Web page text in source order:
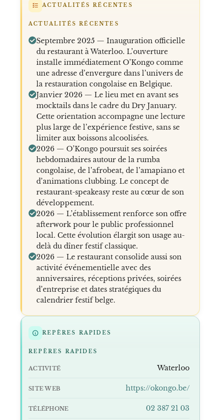
ACTUALITÉS RÉCENTES
ACTUALITÉS RÉCENTES
Septembre 2025 — Inauguration officielle
du restaurant à Waterloo. L’ouverture
installe immédiatement O’Kongo comme
une adresse d’envergure dans l’univers de
la restauration congolaise en Belgique.
Janvier 2026 — Le lieu met en avant ses
mocktails dans le cadre du Dry January.
Cette orientation accompagne une lecture
plus large de l’expérience festive, sans se
limiter aux boissons alcoolisées.
2026 — O’Kongo poursuit ses soirées
hebdomadaires autour de la rumba
congolaise, de l’afrobeat, de l’amapiano et
d’animations clubbing. Le concept de
restaurant-speakeasy reste au cœur de son
développement.
2026 — L’établissement renforce son offre
afterwork pour le public professionnel
local. Cette évolution élargit son usage au-
delà du dîner festif classique.
2026 — Le restaurant consolide aussi son
activité événementielle avec des
anniversaires, réceptions privées, soirées
d’entreprise et dates stratégiques du
calendrier festif belge.
REPÈRES RAPIDES
REPÈRES RAPIDES
ACTIVITÉ Waterloo
SITE WEB https://okongo.be/
TÉLÉPHONE 02 387 21 03